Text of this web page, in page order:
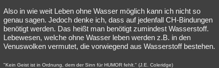
Also in wie weit Leben ohne Wasser möglich kann ich nicht so
genau sagen. Jedoch denke ich, dass auf jedenfall CH-Bindungen
benötigt werden. Das heißt man benötigt zumindest Wasserstoff.
Lebewesen, welche ohne Wasser leben werden z.B. in den
Venuswolken vermutet, die vorwiegend aus Wasserstoff bestehen.
"Kein Geist ist in Ordnung, dem der Sinn für HUMOR fehlt." (J.E. Coleridge)